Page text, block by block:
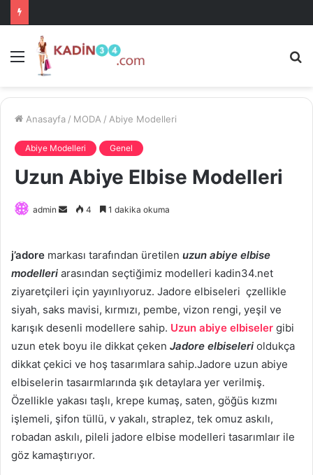
Menü
Anasayfa / MODA / Abiye Modelleri
Abiye Modelleri Genel
Uzun Abiye Elbise Modelleri
admin
Bir
göndermek
4 1 dakika okuma
j’adore markası tarafından üretilen uzun abiye elbise
modelleri arasından seçtiğimiz modelleri kadin34.net
ziyaretçileri için yayınlıyoruz. Jadore elbiseleri çzellikle
siyah, saks mavisi, kırmızı, pembe, vizon rengi, yeşil ve
karışık desenli modellere sahip. Uzun abiye elbiseler gibi
uzun etek boyu ile dikkat çeken Jadore elbiseleri oldukça
dikkat çekici ve hoş tasarımlara sahip.Jadore uzun abiye
elbiselerin tasaırmlarında şık detaylara yer verilmiş.
Özellikle yakası taşlı, krepe kumaş, saten, göğüs kızmı
işlemeli, şifon tüllü, v yakalı, straplez, tek omuz askılı,
robadan askılı, pileli jadore elbise modelleri tasarımlaır ile
göz kamaştırıyor.